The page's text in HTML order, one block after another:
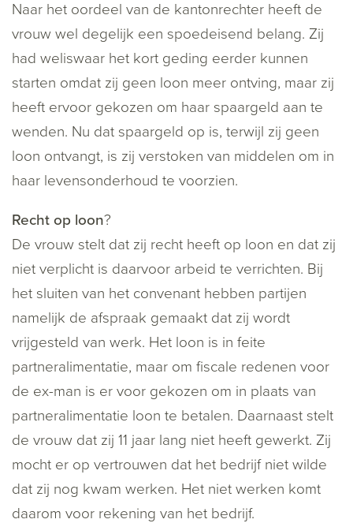
Naar het oordeel van de kantonrechter heeft de
vrouw wel degelijk een spoedeisend belang. Zij
had weliswaar het kort geding eerder kunnen
starten omdat zij geen loon meer ontving, maar zij
heeft ervoor gekozen om haar spaargeld aan te
wenden. Nu dat spaargeld op is, terwijl zij geen
loon ontvangt, is zij verstoken van middelen om in
haar levensonderhoud te voorzien.
Recht op loon?
De vrouw stelt dat zij recht heeft op loon en dat zij
niet verplicht is daarvoor arbeid te verrichten. Bij
het sluiten van het convenant hebben partijen
namelijk de afspraak gemaakt dat zij wordt
vrijgesteld van werk. Het loon is in feite
partneralimentatie, maar om fiscale redenen voor
de ex-man is er voor gekozen om in plaats van
partneralimentatie loon te betalen. Daarnaast stelt
de vrouw dat zij 11 jaar lang niet heeft gewerkt. Zij
mocht er op vertrouwen dat het bedrijf niet wilde
dat zij nog kwam werken. Het niet werken komt
daarom voor rekening van het bedrijf.